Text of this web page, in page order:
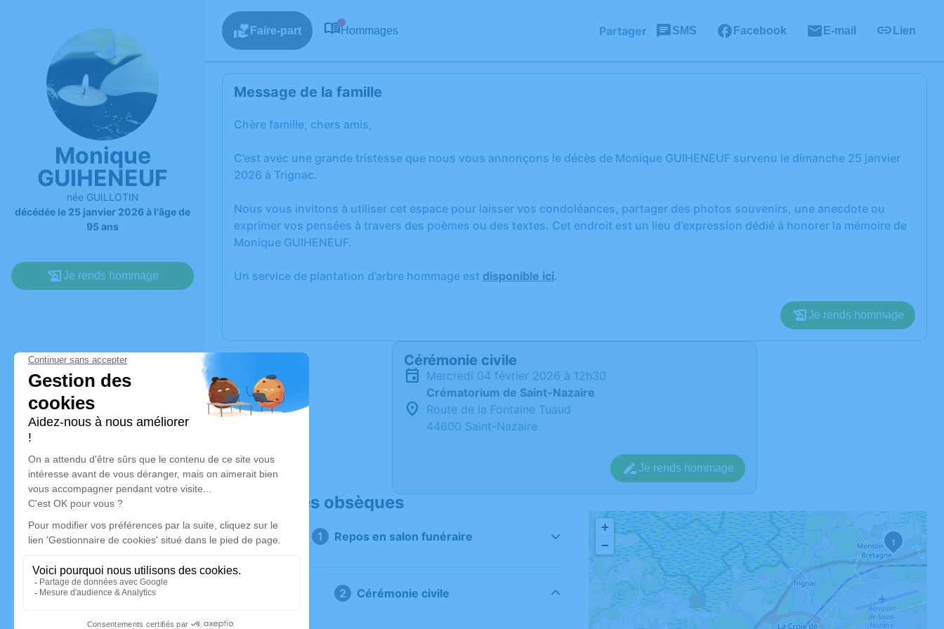
Monique
GUIHENEUF
née GUILLOTIN
décédée le 25 janvier 2026 à l'âge de
95 ans
Je rends hommage
Faire-part Hommages Partager SMS Facebook E-mail Lien
Message de la famille
Chère famille, chers amis,
C’est avec une grande tristesse que nous vous annonçons le décès de Monique GUIHENEUF survenu le dimanche 25 janvier
2026 à Trignac.
Nous vous invitons à utiliser cet espace pour laisser vos condoléances, partager des photos souvenirs, une anecdote ou
exprimer vos pensées à travers des poèmes ou des textes. Cet endroit est un lieu d'expression dédié à honorer la mémoire de
Monique GUIHENEUF.
Un service de plantation d’arbre hommage est disponible ici.
Je rends hommage
Cérémonie civile
mercredi 04 février 2026 à 12h30
Crématorium de Saint-Nazaire
Route de la Fontaine Tuaud
44600 Saint-Nazaire
Je rends hommage
Déroulé des obsèques
Repos en salon funéraire
Cérémonie civile
1
+
−